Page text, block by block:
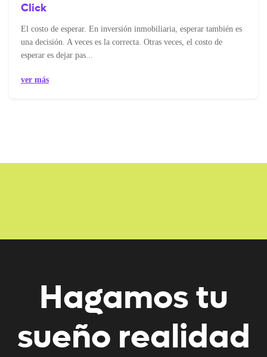
Click
El costo de esperar. En inversión inmobiliaria, esperar también es
una decisión. A veces es la correcta. Otras veces, el costo de
esperar es dejar pas...
ver más
Hagamos tu
sueño realidad